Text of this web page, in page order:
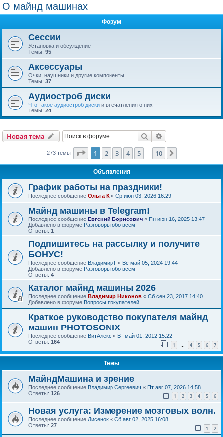
О майнд машинах
Форум
Сессии
Установка и обсуждение
Темы: 95
Аксессуары
Очки, наушники и другие компоненты
Темы: 37
Аудиостроб диски
Что такое аудиостроб диски и впечатления о них
Темы: 24
Новая тема Поиск
273 темы Страница из 10
1 2 3 4 5 10
Объявления
График работы на праздники!
Последнее сообщение Ольга К « Ср июн 03, 2026 16:29
Майнд машины в Telegram!
Последнее сообщение Евгений Борисович « Пн июн 16, 2025 13:47
Добавлено в форуме Разговоры обо всем
Ответы: 1
Подпишитесь на рассылку и получите
БОНУС!
Последнее сообщение ВладимирТ « Вс май 05, 2024 19:44
Добавлено в форуме Разговоры обо всем
Ответы: 4
Каталог майнд машины 2026
Последнее сообщение Владимир Никонов « Сб сен 23, 2017 14:40
Добавлено в форуме Вопросы покупателей
Краткое руководство покупателя майнд
машин PHOTOSONIX
Последнее сообщение ВитАлекс « Вт май 01, 2012 15:22
Ответы: 164 1 … 4 5 6 7
Темы
МайндМашина и зрение
Последнее сообщение Владимир Сергеевич « Пт авг 07, 2026 14:58
Ответы: 126 1 2 3 4 5 6
Новая услуга: Измерение мозговых волн.
Последнее сообщение Лисенок « Сб авг 02, 2025 16:08
Ответы: 27 1 2